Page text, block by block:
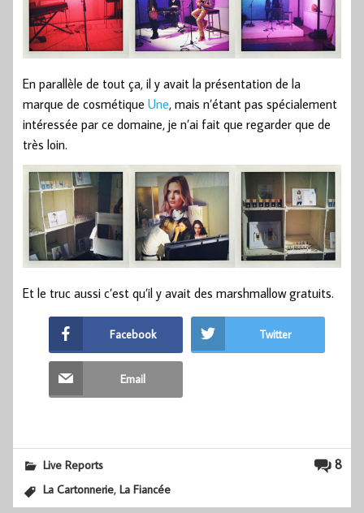
En parallèle de tout ça, il y avait la présentation de la
marque de cosmétique Une, mais n’étant pas spécialement
intéressée par ce domaine, je n’ai fait que regarder que de
très loin.
Et le truc aussi c’est qu’il y avait des marshmallow gratuits.
Facebook Twitter
Email
8
Live Reports
La Cartonnerie,La Fiancée